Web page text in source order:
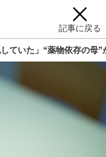
記事に戻る
ていた」“薬物依存の